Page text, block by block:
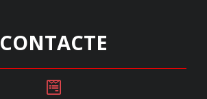
CONTACTE